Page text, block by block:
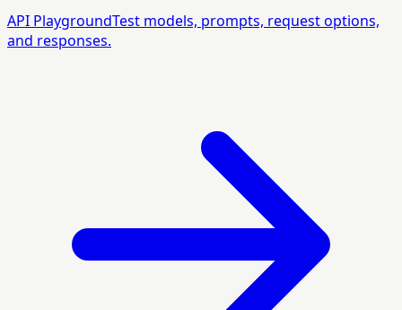
API PlaygroundTest models, prompts, request options,
and responses.